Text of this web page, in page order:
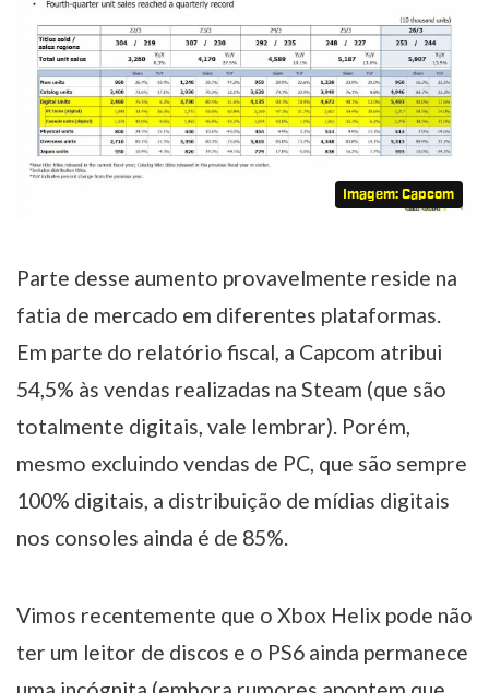
Imagem: Capcom
Parte desse aumento provavelmente reside na
fatia de mercado em diferentes plataformas.
Em parte do relatório fiscal, a Capcom atribui
54,5% às vendas realizadas na Steam (que são
totalmente digitais, vale lembrar). Porém,
mesmo excluindo vendas de PC, que são sempre
100% digitais, a distribuição de mídias digitais
nos consoles ainda é de 85%.
Vimos recentemente que o Xbox Helix pode não
ter um leitor de discos e o PS6 ainda permanece